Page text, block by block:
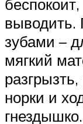
выводить.
зубами –
мягкий
норки и
гнездышко.